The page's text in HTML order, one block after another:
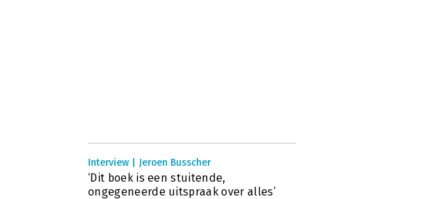
Interview | Jeroen Busscher
‘Dit boek is een stuitende,
ongegeneerde uitspraak over alles’